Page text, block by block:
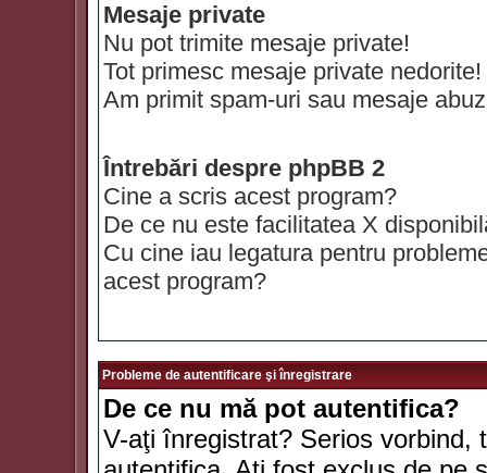
Mesaje private
Nu pot trimite mesaje private!
Tot primesc mesaje private nedorite!
Am primit spam-uri sau mesaje
Întrebări despre phpBB 2
Cine a scris acest program?
De ce nu este facilitatea X
Cu cine iau legatura pentru
acest program?
Probleme de autentificare şi înregistrare
De ce nu mă pot autentifica?
V-aţi înregistrat? Serios vorbind,